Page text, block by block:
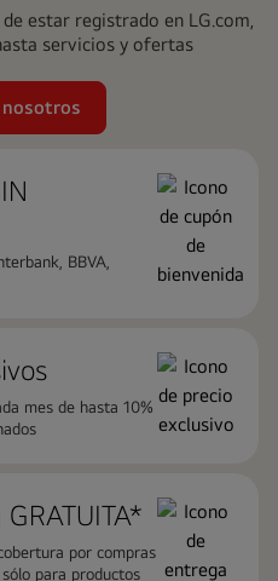
estar registrado en LG.com,
servicios y ofertas
nosotros
BBVA,
mes de hasta 10%
por compras
para productos